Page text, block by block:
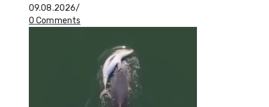
09.08.2026/
0 Comments